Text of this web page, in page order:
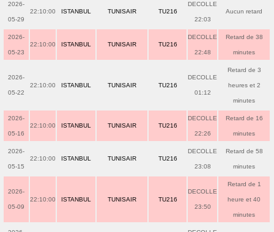
2026-
05-29
22:10:00 ISTANBUL TUNISAIR TU216
DECOLLE
22:03
Aucun retard
2026-
05-23
22:10:00 ISTANBUL TUNISAIR TU216
DECOLLE
22:48
Retard de 38
minutes
2026-
05-22
22:10:00 ISTANBUL TUNISAIR TU216
DECOLLE
01:12
Retard de 3
heures et 2
minutes
2026-
05-16
22:10:00 ISTANBUL TUNISAIR TU216
DECOLLE
22:26
Retard de 16
minutes
2026-
05-15
22:10:00 ISTANBUL TUNISAIR TU216
DECOLLE
23:08
Retard de 58
minutes
2026-
05-09
22:10:00 ISTANBUL TUNISAIR TU216
DECOLLE
23:50
Retard de 1
heure et 40
minutes